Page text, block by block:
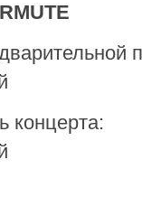
концерта: